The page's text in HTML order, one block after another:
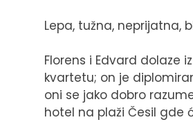
Lepa, tužna,
Florens i Edvard dolaze
kvartetu; on je
oni se jako dobro
hotel na plaži Česil gde